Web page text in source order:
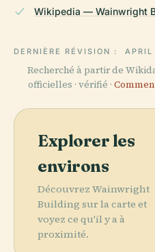
Wikipedia — Wainwright
DERNIÈRE RÉVISION :
Recherché à partir de
officielles · vérifié ·
Explorer les
environs
Découvrez Wainwright
Building sur la carte et
voyez ce qu'il y a à
proximité.